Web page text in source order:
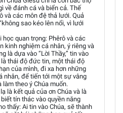
về đánh cá và biển cả. Thế
và các môn đệ thả lưới. Quả
sao kéo lên nổi, vì lưới
quan trọng: Phêrô và các
kinh nghiệm cá nhân, ý riêng và
là dựa vào “Lời Thầy,” tin vào
thái độ đức tin, một thái độ
của mình, đi xa hơn những
nhân, để tiến tới một sự vâng
theo ý Chúa muốn.
là kết quả của ơn Chúa và là
tín thác vào quyền năng
thấy: Ai tin vào Chúa, sẽ thành